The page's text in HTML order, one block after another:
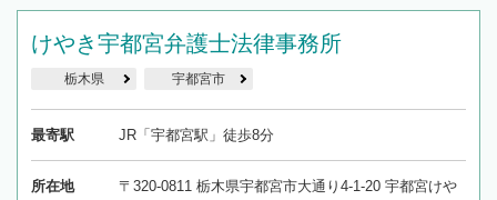
けやき宇都宮弁護士法律事務所
栃木県 宇都宮市
最寄駅 JR「宇都宮駅」徒歩8分
所在地 〒320-0811 栃木県宇都宮市大通り4-1-20 宇都宮けや